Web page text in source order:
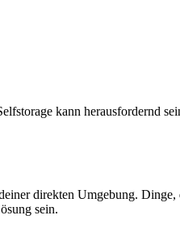
kann herausfordernd
direkten Umgebung.
sein.